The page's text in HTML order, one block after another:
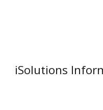
iSolutions